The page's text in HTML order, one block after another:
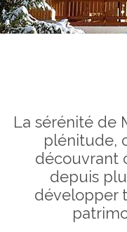
La sérénité de
plénitude,
découvrant
depuis
développer